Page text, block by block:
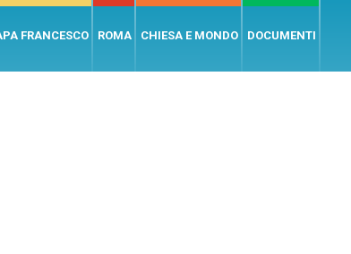
FRANCESCO ROMA CHIESA E MONDO DOCUMENTI